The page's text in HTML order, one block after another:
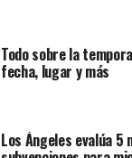
Todo sobre la
fecha, lugar y más
Los Ángeles evalúa 5